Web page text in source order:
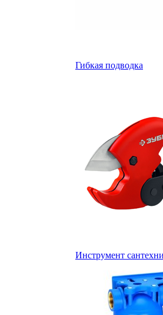
Гибкая подводка
Инструмент